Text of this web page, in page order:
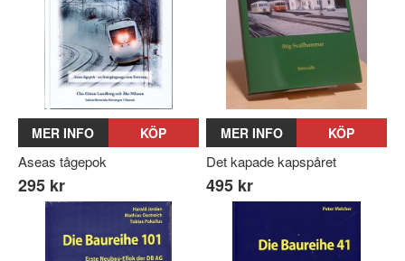
MER INFO KÖP
Aseas tågepok
295 kr
MER INFO KÖP
Det kapade kapspåret
495 kr